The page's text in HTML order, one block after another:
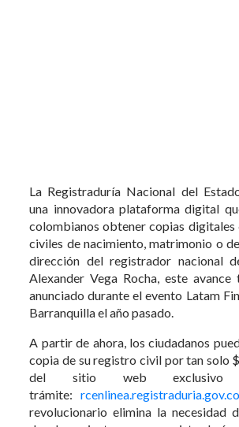
La Registraduría Nacional del
una innovadora plataforma digital
colombianos obtener copias digitales
civiles de nacimiento, matrimonio o
dirección del registrador nacional
Alexander Vega Rocha, este
anunciado durante el evento Latam
Barranquilla el año pasado.
A partir de ahora, los ciudadanos
copia de su registro civil por tan solo
del sitio web exclusivo
trámite:
revolucionario elimina la necesidad